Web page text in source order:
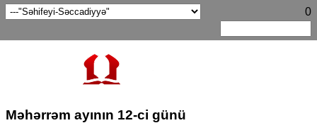
0
Məhərrəm ayının 12-ci günü